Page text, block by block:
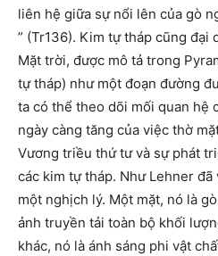
liên hệ giữa sự nổi lên của gò
” (Tr136). Kim tự tháp cũng đại
Mặt trời, được mô tả trong
tự tháp) như một đoạn đường
ta có thể theo dõi mối quan hệ
ngày càng tăng của việc thờ
Vương triều thứ tư và sự phát
các kim tự tháp. Như Lehner
một nghịch lý. Một mặt, nó là
ảnh truyền tải toàn bộ khối
khác, nó là ánh sáng phi vật